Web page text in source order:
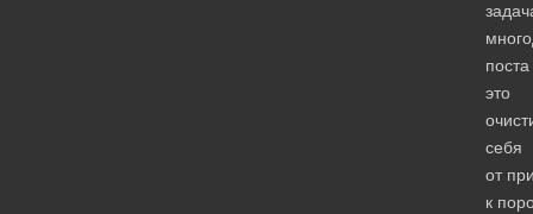
это
себя
от
к